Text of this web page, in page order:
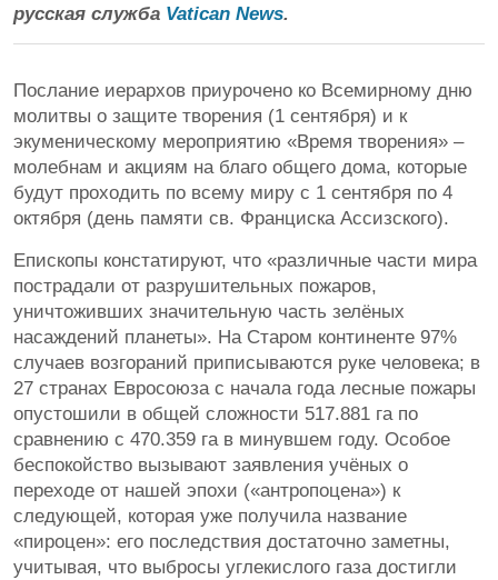
русская служба Vatican News.
Послание иерархов приурочено ко Всемирному дню
молитвы о защите творения (1 сентября) и к
экуменическому мероприятию «Время творения» –
молебнам и акциям на благо общего дома, которые
будут проходить по всему миру с 1 сентября по 4
октября (день памяти св. Франциска Ассизского).
Епископы констатируют, что «различные части мира
пострадали от разрушительных пожаров,
уничтоживших значительную часть зелёных
насаждений планеты». На Старом континенте 97%
случаев возгораний приписываются руке человека; в
27 странах Евросоюза с начала года лесные пожары
опустошили в общей сложности 517.881 га по
сравнению с 470.359 га в минувшем году. Особое
беспокойство вызывают заявления учёных о
переходе от нашей эпохи («антропоцена») к
следующей, которая уже получила название
«пироцен»: его последствия достаточно заметны,
учитывая, что выбросы углекислого газа достигли